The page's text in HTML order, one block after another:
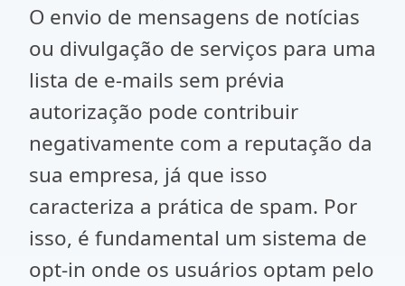
O envio de mensagens de notícias
ou divulgação de serviços para uma
lista de e-mails sem prévia
autorização pode contribuir
negativamente com a reputação da
sua empresa, já que isso
caracteriza a prática de spam. Por
isso, é fundamental um sistema de
opt-in onde os usuários optam pelo